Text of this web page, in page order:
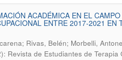
ACADÉMICA EN EL
ENTRE 2017-2021
Rivas, Belén; Morbelli,
Revista de Estudiantes de Terapia